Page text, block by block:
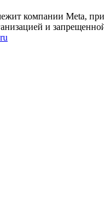
компании Meta,
и